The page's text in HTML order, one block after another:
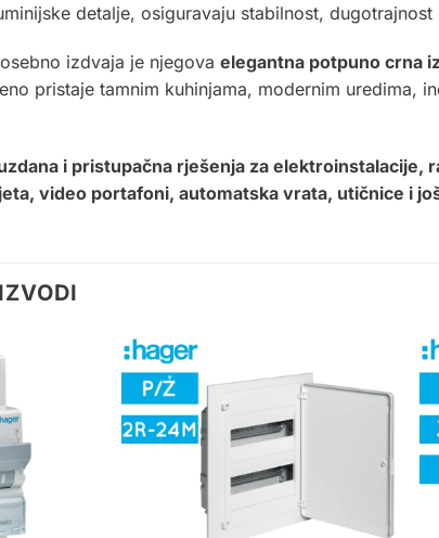
detalje, osiguravaju stabilnost, dugotrajnost
izdvaja je njegova elegantna potpuno crna
pristaje tamnim kuhinjama, modernim uredima,
i pristupačna rješenja za
video portafoni, automatska vrata, utičnice i